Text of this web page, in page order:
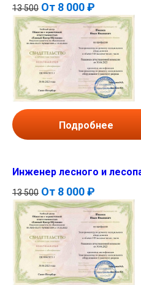
13 500 От 8 000 ₽
Подробнее
Инженер лесного и
13 500 От 8 000 ₽